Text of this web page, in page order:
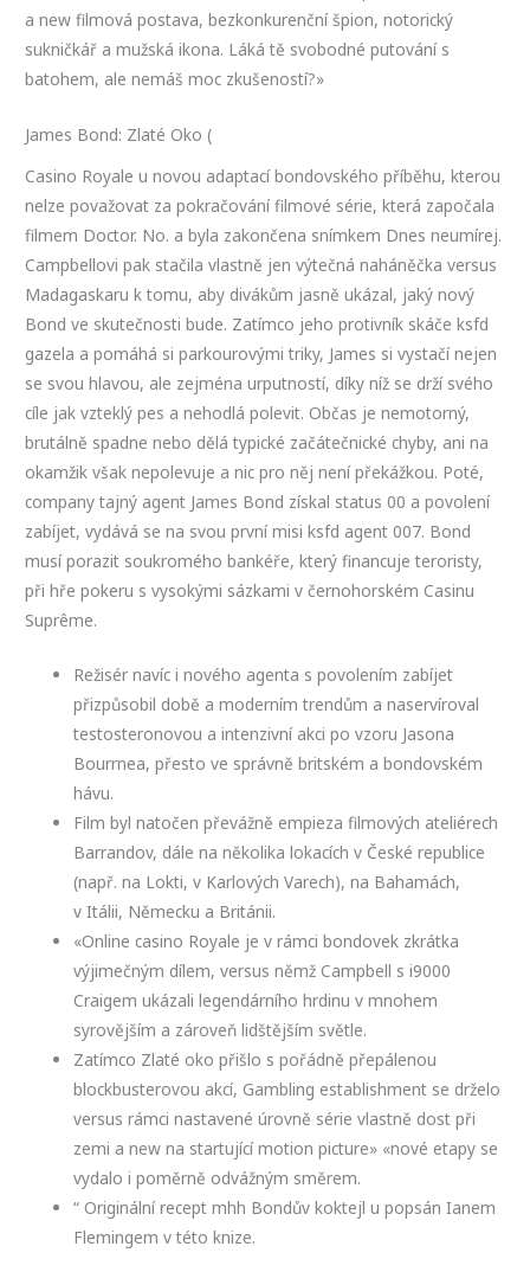
a new filmová postava, bezkonkurenční špion, notorický
sukničkář a mužská ikona. Láká tě svobodné putování s
batohem, ale nemáš moc zkušeností?»
James Bond: Zlaté Oko (
Casino Royale u novou adaptací bondovského příběhu, kterou
nelze považovat za pokračování filmové série, která započala
filmem Doctor. No. a byla zakončena snímkem Dnes neumírej.
Campbellovi pak stačila vlastně jen výtečná naháněčka versus
Madagaskaru k tomu, aby divákům jasně ukázal, jaký nový
Bond ve skutečnosti bude. Zatímco jeho protivník skáče ksfd
gazela a pomáhá si parkourovými triky, James si vystačí nejen
se svou hlavou, ale zejména urputností, díky níž se drží svého
cíle jak vzteklý pes a nehodlá polevit. Občas je nemotorný,
brutálně spadne nebo dělá typické začátečnické chyby, ani na
okamžik však nepolevuje a nic pro něj není překážkou. Poté,
company tajný agent James Bond získal status 00 a povolení
zabíjet, vydává se na svou první misi ksfd agent 007. Bond
musí porazit soukromého bankéře, který financuje teroristy,
při hře pokeru s vysokými sázkami v černohorském Casinu
Suprême.
Režisér navíc i nového agenta s povolením zabíjet
přizpůsobil době a moderním trendům a naservíroval
testosteronovou a intenzivní akci po vzoru Jasona
Bourrnea, přesto ve správně britském a bondovském
hávu.
Film byl natočen převážně empieza filmových ateliérech
Barrandov, dále na několika lokacích v České republice
(např. na Lokti, v Karlových Varech), na Bahamách,
v Itálii, Německu a Británii.
«Online casino Royale je v rámci bondovek zkrátka
výjimečným dílem, versus němž Campbell s i9000
Craigem ukázali legendárního hrdinu v mnohem
syrovějším a zároveň lidštějším světle.
Zatímco Zlaté oko přišlo s pořádně přepálenou
blockbusterovou akcí, Gambling establishment se drželo
versus rámci nastavené úrovně série vlastně dost při
zemi a new na startující motion picture» «nové etapy se
vydalo i poměrně odvážným směrem.
“ Originální recept mhh Bondův koktejl u popsán Ianem
Flemingem v této knize.